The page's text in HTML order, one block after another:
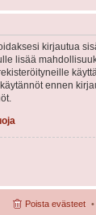
kirjautua
lisää
ennen
Poista evästeet